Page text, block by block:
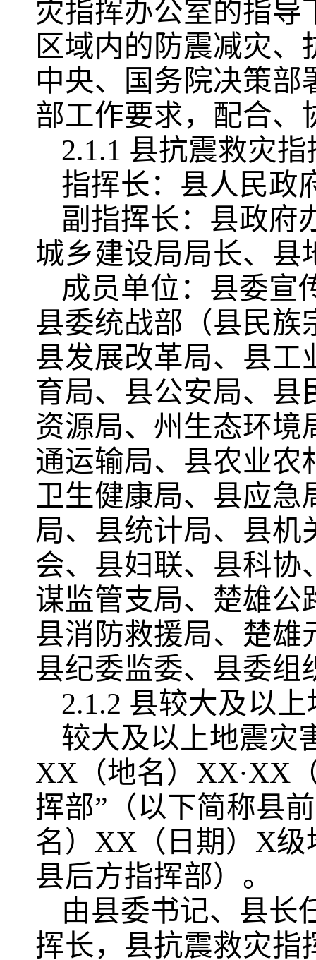
灾指挥办公室的指导
区域内的防震减灾
中央、国务院决策
部工作要求，配合、
2.1.1 县抗震救灾
指挥长：县人民政
副指挥长：县政府
城乡建设局局长、县
成员单位：县委宣
县委统战部（县民族
县发展改革局、县工
育局、县公安局、县
资源局、州生态环境
通运输局、县农业农
卫生健康局、县应
局、县统计局、县机
会、县妇联、县科协
谋监管支局、楚雄公
县消防救援局、楚雄
县纪委监委、县委组
2.1.2 县较大及以
较大及以上地震灾
XX（地名）XX·XX
挥部”（以下简称县
名）XX（日期）X级
县后方指挥部）。
由县委书记、县长
挥长，县抗震救灾指